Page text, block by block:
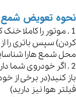
نحوه تعویض شمع
کردن) سپس باتری را از
محل شمع هارا
2 . اگر خودروی شما
باز کنید(در برخی از
فیلتر هوا نیز دارید)